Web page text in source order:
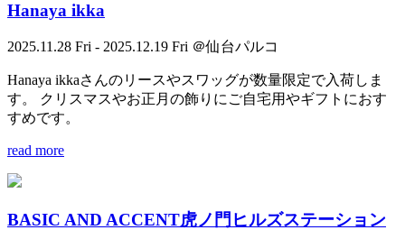
Hanaya ikka
2025.11.28 Fri - 2025.12.19 Fri ＠仙台パルコ
Hanaya ikkaさんのリースやスワッグが数量限定で入荷しま
す。 クリスマスやお正月の飾りにご自宅用やギフトにおす
すめです。
read more
BASIC AND ACCENT虎ノ門ヒルズステーション